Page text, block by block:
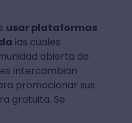
usar plataformas
las cuales
abierta de
intercambian
promocionar sus
gratuita. Se